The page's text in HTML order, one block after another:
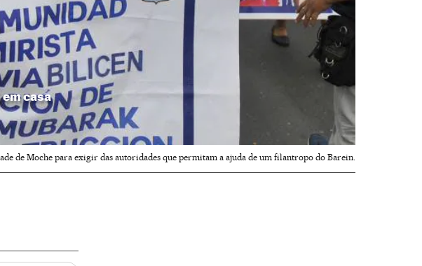
em casa
de Moche para exigir das autoridades que permitam a ajuda de um filantropo do Barein.